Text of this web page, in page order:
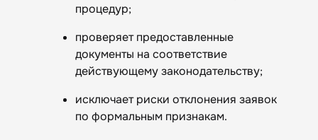
процедур;
проверяет предоставленные
документы на соответствие
действующему законодательству;
исключает риски отклонения заявок
по формальным признакам.